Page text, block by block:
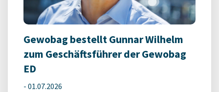
Gewobag bestellt Gunnar Wilhelm
zum Geschäftsführer der Gewobag
ED
- 01.07.2026